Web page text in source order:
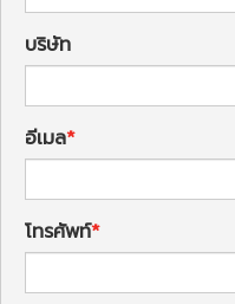
บริษัท
อีเมล
โทรศัพท์